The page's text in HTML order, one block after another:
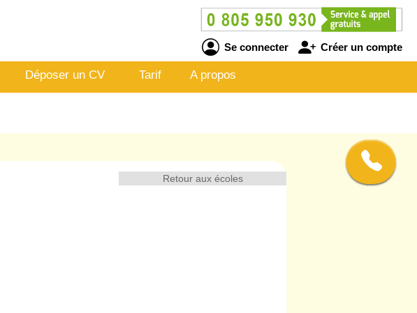
Se connecter Créer un compte
Déposer un CV Tarif A propos
Retour aux écoles